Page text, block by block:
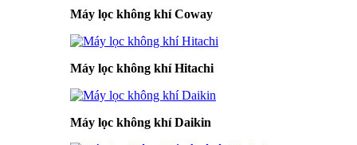
Máy lọc không khí Coway
Máy lọc không khí Hitachi
Máy lọc không khí Daikin